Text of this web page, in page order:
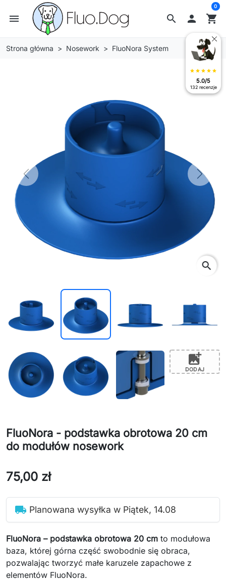
search
menu  shopping_cart
0
Strona główna Nosework FluoNora System
Previous Next
search
add_photo_alternate
DODAJ
FluoNora - podstawka obrotowa 20 cm
do modułów nosework
75,00 zł
local_shipping Planowana wysyłka w Piątek, 14.08
FluoNora – podstawka obrotowa 20 cm to modułowa
baza, której górna część swobodnie się obraca,
pozwalając tworzyć małe karuzele zapachowe z
elementów FluoNora.
star star star star star
5.0/5
132 recenzje